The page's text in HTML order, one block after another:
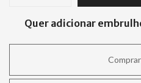
Quer adicionar